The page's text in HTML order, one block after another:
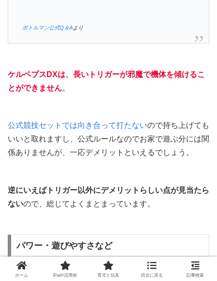
ボトルマン公式Q＆Aより
ケルペプスDXは、長いトリガーが邪魔で機体を傾けるこ
とができません。
公式競技セットでは向き合って打たないので持ち上げても
いいと取れますし、公式ルールなのでお家で遊ぶ分には関
係ありませんが、一応デメリットといえるでしょう。
逆にいえばトリガー以外にデメリットらしい点が見当たら
ないので、総じてよくまとまっています。
パワー・遊びやすさなど
ホーム iPad×活用術 育児と玩具 目次に戻る 記事検索